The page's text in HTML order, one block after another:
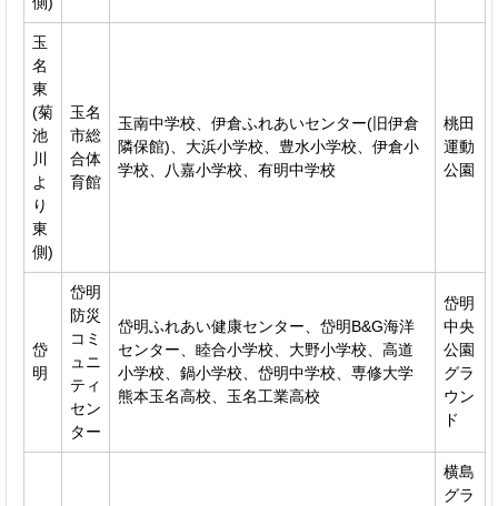
玉
名
東
(菊
池
川
よ
り
東
側)
玉名
市総
合体
育館
玉南中学校、伊倉ふれあいセンター(旧伊倉
隣保館)、大浜小学校、豊水小学校、伊倉小
学校、八嘉小学校、有明中学校
桃田
運動
公園
岱
明
岱明
防災
コミ
ュニ
ティ
セン
ター
岱明ふれあい健康センター、岱明B&G海洋
センター、睦合小学校、大野小学校、高道
小学校、鍋小学校、岱明中学校、専修大学
熊本玉名高校、玉名工業高校
岱明
中央
公園
グラ
ウン
ド
横島
グラ